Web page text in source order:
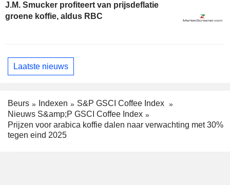
J.M. Smucker profiteert van prijsdeflatie
groene koffie, aldus RBC
Laatste nieuws
Beurs Indexen
S&P GSCI Coffee Index
Nieuws S&amp;P GSCI Coffee Index
Prijzen voor arabica koffie dalen naar verwachting met 30%
tegen eind 2025